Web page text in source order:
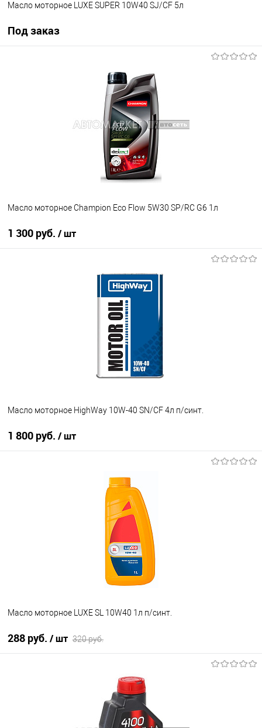
Масло моторное LUXE SUPER 10W40 SJ/CF 5л
Под заказ
Недоступно
Масло моторное Champion Eco Flow 5W30 SP/RC G6 1л
1 300 руб. / шт
Масло моторное HighWay 10W-40 SN/CF 4л п/синт.
1 800 руб. / шт
Масло моторное LUXE SL 10W40 1л п/cинт.
288 руб. / шт 320 руб.